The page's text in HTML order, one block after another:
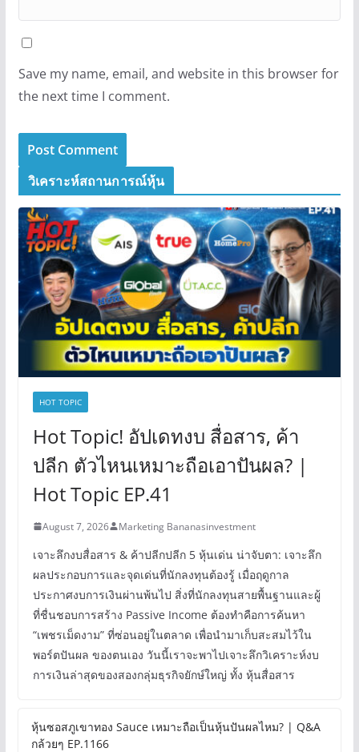
Save my name, email, and website in this browser for
the next time I comment.
วิเคราะห์สถานการณ์หุ้น
HOT TOPIC
Hot Topic! อัปเดทงบ สื่อสาร, ค้า
ปลีก ตัวไหนเหมาะถือเอาปันผล? |
Hot Topic EP.41
August 7, 2026 Marketing Bananasinvestment
เจาะลึกงบสื่อสาร & ค้าปลีกปลีก 5 หุ้นเด่น น่าจับตา: เจาะลึก
ผลประกอบการและจุดเด่นที่นักลงทุนต้องรู้ เมื่อฤดูกาล
ประกาศงบการเงินผ่านพ้นไป สิ่งที่นักลงทุนสายพื้นฐานและผู้
ที่ชื่นชอบการสร้าง Passive Income ต้องทำคือการค้นหา
“เพชรเม็ดงาม” ที่ซ่อนอยู่ในตลาด เพื่อนำมาเก็บสะสมไว้ใน
พอร์ตปันผล ของตนเอง วันนี้เราจะพาไปเจาะลึกวิเคราะห์งบ
การเงินล่าสุดของสองกลุ่มธุรกิจยักษ์ใหญ่ ทั้ง หุ้นสื่อสาร
หุ้นซอสภูเขาทอง Sauce เหมาะถือเป็นหุ้นปันผลไหม? | Q&A
กล้วยๆ EP.1166